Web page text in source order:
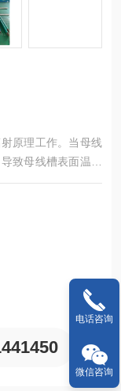
原理工作。当母线
致母线槽表面温度
多的红外辐射。测
电话咨询
微信咨询